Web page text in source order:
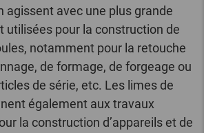
agissent avec une plus grande
utilisées pour la construction de
notamment pour la retouche
de formage, de forgeage ou
de série, etc. Les limes de
également aux travaux
la construction d’appareils et de